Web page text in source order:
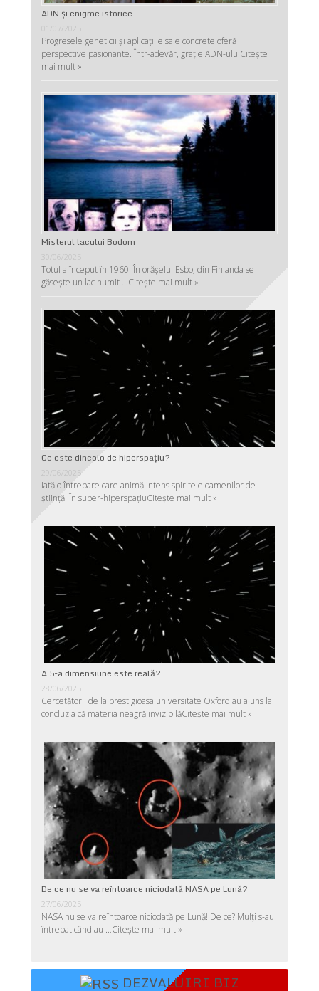
ADN şi enigme istorice
01/07/2025
Progresele geneticii şi aplicaţiile sale concrete oferă
perspective pasionante. Într-adevăr, graţie ADN-uluiCitește
mai mult »
Misterul lacului Bodom
Totul a început în 1960. În orășelul Esbo, din Finlanda se
găsește un lac numit …Citește mai mult »
Ce este dincolo de hiperspaţiu?
29/06/2025
Iată o întrebare care animă intens spiritele oamenilor de
ştiinţă. În super-hiperspaţiuCitește mai mult »
A 5-a dimensiune este reală?
28/06/2025
Cercetătorii de la prestigioasa universitate Oxford au ajuns la
concluzia că materia neagră invizibilăCitește mai mult »
De ce nu se va reîntoarce niciodată NASA pe Lună?
27/06/2025
NASA nu se va reîntoarce niciodată pe Lună! De ce? Mulţi s-au
întrebat când au …Citește mai mult »
DEZVALUIRI BIZ